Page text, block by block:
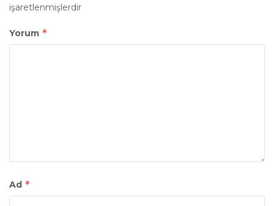
işaretlenmişlerdir
Yorum *
Ad *